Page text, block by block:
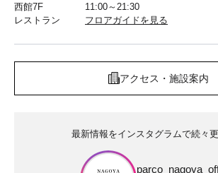
西館7F
レストラン
11:00～21:30
フロアガイドを見る
アクセス・施設案内
最新情報をインスタグラムで続々更